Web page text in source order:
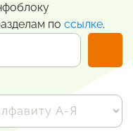
по ссылке.